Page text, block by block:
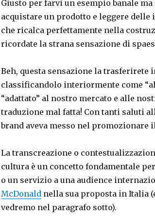
Giusto per farvi un esempio banale
acquistare un prodotto e leggere
che ricalca perfettamente nella
ricordate la strana sensazione di
Beh, questa sensazione la trasferirete
classificandolo interiormente come
“adattato” al nostro mercato e alle
traduzione mal fatta! Con tanti saluti
brand aveva messo nel promozionare
La transcreazione o
cultura è un concetto fondamentale
o un servizio a una audience
McDonaldnella sua proposta in Italia
vedremo nel paragrafo sotto).